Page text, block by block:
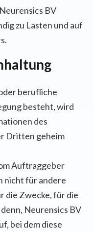
BV
zu Lasten und auf
berufliche
besteht, wird
des
Dritten geheim
Auftraggeber
nicht für andere
die Zwecke, für die
Neurensics BV
bei dem diese